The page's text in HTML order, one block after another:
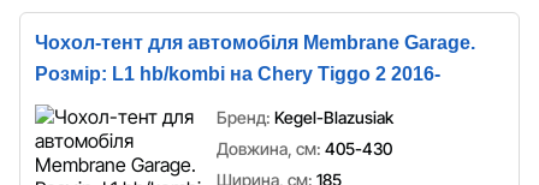
Чохол-тент для автомобіля Membrane Garage.
Розмір: L1 hb/kombi на Chery Tiggo 2 2016-
Бренд: Kegel-Blazusiak
Довжина, см: 405-430
Ширина, см: 185